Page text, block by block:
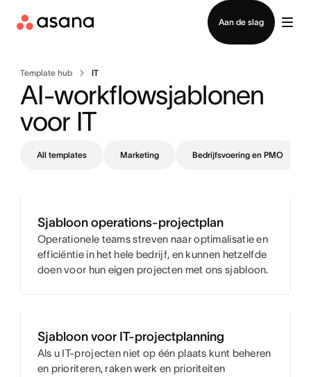
Aan de slag
Contact opnemen met verkoop
Template hub IT
AI-workflowsjablonen
voor IT
All templates Marketing Bedrijfsvoering en PMO
Sjabloon operations-projectplan
Operationele teams streven naar optimalisatie en
efficiëntie in het hele bedrijf, en kunnen hetzelfde
doen voor hun eigen projecten met ons sjabloon.
Sjabloon voor IT-projectplanning
Als u IT-projecten niet op één plaats kunt beheren
en prioriteren, raken werk en prioriteiten